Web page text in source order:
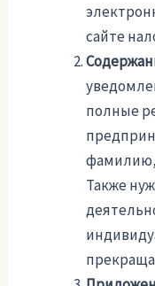
сайте
полные
Также